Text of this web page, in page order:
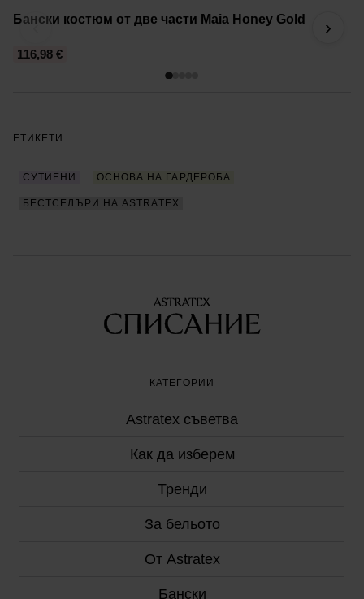
‹
Бански костюм от две части Maia Honey Gold
116,98 €
›
ЕТИКЕТИ
СУТИЕНИ ОСНОВА НА ГАРДЕРОБА
БЕСТСЕЛЪРИ НА ASTRATEX
КАТЕГОРИИ
Astratex съветвa
Как да изберем
Тренди
За бельото
От Astratex
Бански